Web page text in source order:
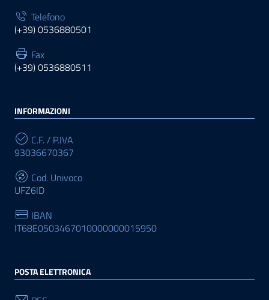
Telefono
(+39) 0536880501
Fax
(+39) 0536880511
INFORMAZIONI
C.F. / P.IVA
93036670367
Cod. Univoco
UFZ6ID
IBAN
IT68E0503467010000000015950
POSTA ELETTRONICA